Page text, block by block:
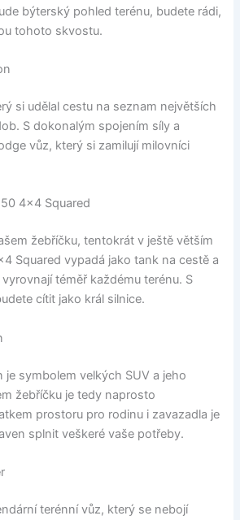
býterský pohled terénu, budete rádi,
tohoto skvostu.
si udělal cestu na seznam největších
S dokonalým spojením síly a
vůz, který si zamilují milovníci
4×4 Squared
žebříčku, tentokrát v ještě větším
Squared vypadá jako tank na cestě a
téměř každému terénu. S
cítit jako král silnice.
je symbolem velkých SUV a jeho
žebříčku je tedy naprosto
prostoru pro rodinu i zavazadla je
splnit veškeré vaše potřeby.
terénní vůz, který se nebojí